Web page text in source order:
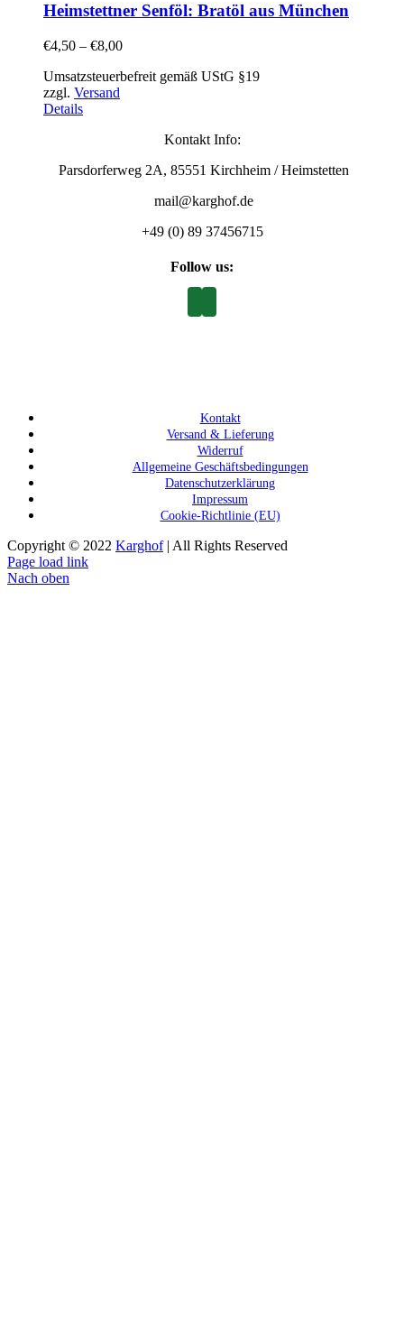
Heimstettner Senföl: Bratöl aus München
€4,50 – €8,00
Umsatzsteuerbefreit gemäß UStG §19
zzgl. Versand
Details
Kontakt Info:
Parsdorferweg 2A, 85551 Kirchheim / Heimstetten
mail@karghof.de
+49 (0) 89 37456715
Follow us:
Kontakt
Versand & Lieferung
Widerruf
Allgemeine Geschäftsbedingungen
Datenschutzerklärung
Impressum
Cookie-Richtlinie (EU)
Copyright © 2022 Karghof| All Rights Reserved
Page load link
Nach oben